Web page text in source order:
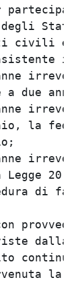
Stati
civili e
in:
a due
la fede
20
di
continua
la